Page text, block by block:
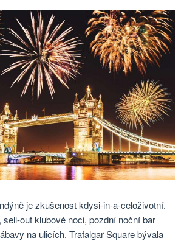
je zkušenost kdysi-in-a-celoživotní.
out klubové noci, pozdní noční bar
na ulicích. Trafalgar Square bývala